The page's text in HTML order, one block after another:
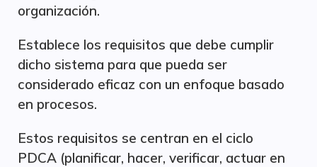
organización.
Establece los requisitos que debe cumplir
dicho sistema para que pueda ser
considerado eficaz con un enfoque basado
en procesos.
Estos requisitos se centran en el ciclo
PDCA (planificar, hacer, verificar, actuar en